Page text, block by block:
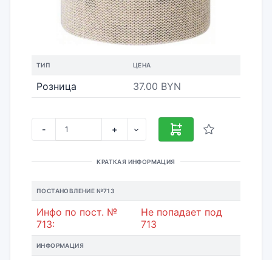
ТИП ЦЕНА
Розница 37.00 BYN
- +
КРАТКАЯ ИНФОРМАЦИЯ
ПОСТАНОВЛЕНИЕ №713
Инфо по пост. №
713:
Не попадает под
713
ИНФОРМАЦИЯ